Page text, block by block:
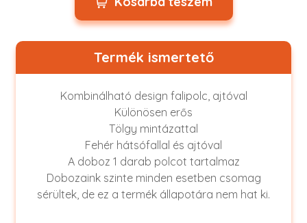
Termék ismertető
Kombinálható design falipolc, ajtóval
Különösen erős
Tölgy mintázattal
Fehér hátsófallal és ajtóval
A doboz 1 darab polcot tartalmaz
Dobozaink szinte minden esetben csomag
sérültek, de ez a termék állapotára nem hat ki.